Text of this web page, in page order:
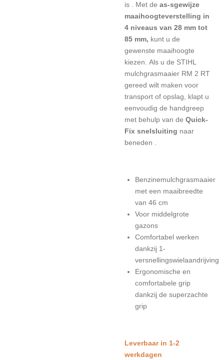
is
Met de as-sgewijze
maaihoogteverstelling in
4 niveaus van 28 mm tot
85 mm, kunt u de
gewenste maaihoogte
kiezen. Als u de STIHL
mulchgrasmaaier RM 2 RT
gereed wilt maken voor
transport of opslag, klapt u
eenvoudig de handgreep
met behulp van de Quick-
Fix snelsluiting naar
beneden .
Benzinemulchgrasmaaier
met een maaibreedte
van 46 cm
Voor middelgrote
gazons
Comfortabel werken
dankzij 1-
versnellingswielaandrijving
Ergonomische en
comfortabele grip
dankzij de superzachte
grip
Leverbaar in 1-2
werkdagen